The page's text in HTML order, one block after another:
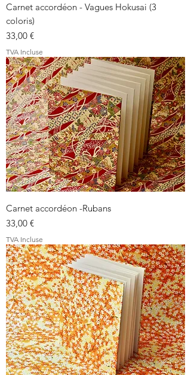
Carnet accordéon - Vagues Hokusai (3
coloris)
Prix
33,00 €
TVA Incluse
Carnet accordéon -Rubans
Prix
33,00 €
TVA Incluse